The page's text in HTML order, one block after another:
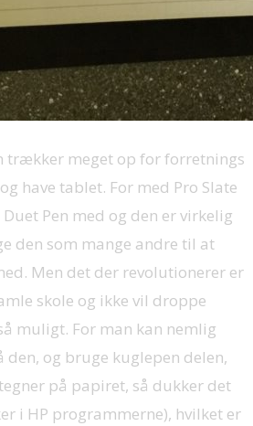
trækker meget op for forretnings
have tablet. For med Pro Slate
Pen med og den er virkelig
den som mange andre til at
Men det der revolutionerer er
skole og ikke vil droppe
muligt. For man kan nemlig
den, og bruge kuglepen delen,
på papiret, så dukker det
i HP programmerne), hvilket er